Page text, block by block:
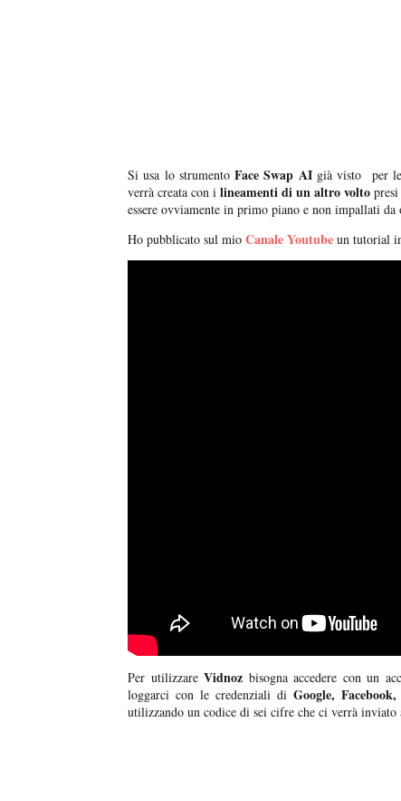
Si usa lo strumentoFace Swap AIgià visto per le
verrà creata con ilineamenti di un altro volto
essere ovviamente in primo piano e non impallati
Ho pubblicato sul mio Canale Youtube un tutorial
Per utilizzareVidnoz bisogna accedere con un
loggarci con le credenziali diGoogle,
utilizzando un codice di sei cifre che ci verrà